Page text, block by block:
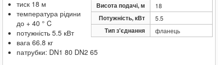
Висота подачі, м 18
Потужність, кВт 5.5
Тип з'єднання фланець
тиск 18 м
температура рідини
до + 40 ° C
потужність 5.5 кВт
вага 66.8 кг
патрубки: DN1 80 DN2 65